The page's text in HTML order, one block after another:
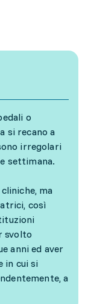
o
si recano a
irregolari
settimana.
ma
così
svolto
anni ed aver
in cui si
a